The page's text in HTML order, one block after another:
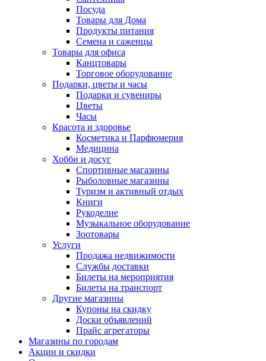
Посуда
Товары для Дома
Продукты питания
Семена и саженцы
Товары для офиса
Канцтовары
Торговое оборудование
Подарки, цветы и часы
Подарки и сувениры
Цветы
Часы
Красота и здоровье
Косметика и Парфюмерия
Медицина
Хобби и досуг
Спортивные магазины
Рыболовные магазины
Туризм и активный отдых
Книги
Рукоделие
Музыкальное оборудование
Зоотовары
Услуги
Продажа недвижимости
Службы доставки
Билеты на мероприятия
Билеты на транспорт
Другие магазины
Купоны на скидку
Доски объявлений
Прайс агрегаторы
Магазины по городам
Акции и скидки